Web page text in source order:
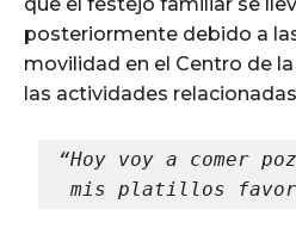
posteriormente debido a
movilidad en el Centro de
las actividades
“Hoy voy a comer
mis platillos